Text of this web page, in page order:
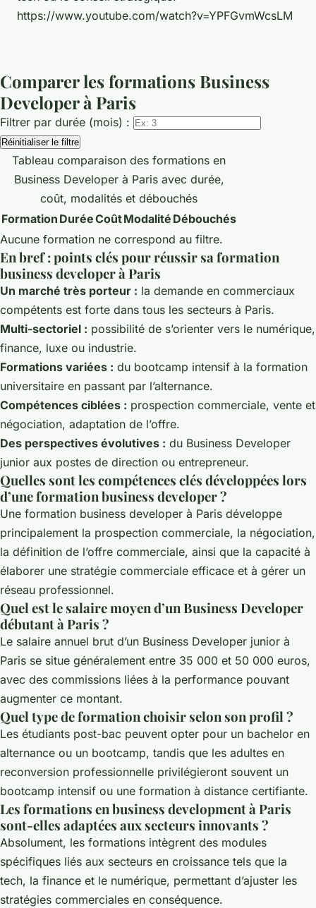
https://www.youtube.com/watch?v=YPFGvmWcsLM
Comparer les formations Business
Developer à Paris
Filtrer par durée (mois) :
Réinitialiser le filtre
Tableau comparaison des formations en
Business Developer à Paris avec durée,
coût, modalités et débouchés
Formation DuréeCoûtModalité Débouchés
Aucune formation ne correspond au filtre.
En bref : points clés pour réussir sa formation
business developer à Paris
Un marché très porteur : la demande en commerciaux
compétents est forte dans tous les secteurs à Paris.
Multi-sectoriel : possibilité de s’orienter vers le numérique,
finance, luxe ou industrie.
Formations variées : du bootcamp intensif à la formation
universitaire en passant par l’alternance.
Compétences ciblées : prospection commerciale, vente et
négociation, adaptation de l’offre.
Des perspectives évolutives : du Business Developer
junior aux postes de direction ou entrepreneur.
Quelles sont les compétences clés développées lors
d’une formation business developer ?
Une formation business developer à Paris développe
principalement la prospection commerciale, la négociation,
la définition de l’offre commerciale, ainsi que la capacité à
élaborer une stratégie commerciale efficace et à gérer un
réseau professionnel.
Quel est le salaire moyen d’un Business Developer
débutant à Paris ?
Le salaire annuel brut d’un Business Developer junior à
Paris se situe généralement entre 35 000 et 50 000 euros,
avec des commissions liées à la performance pouvant
augmenter ce montant.
Quel type de formation choisir selon son profil ?
Les étudiants post-bac peuvent opter pour un bachelor en
alternance ou un bootcamp, tandis que les adultes en
reconversion professionnelle privilégieront souvent un
bootcamp intensif ou une formation à distance certifiante.
Les formations en business development à Paris
sont-elles adaptées aux secteurs innovants ?
Absolument, les formations intègrent des modules
spécifiques liés aux secteurs en croissance tels que la
tech, la finance et le numérique, permettant d’ajuster les
stratégies commerciales en conséquence.